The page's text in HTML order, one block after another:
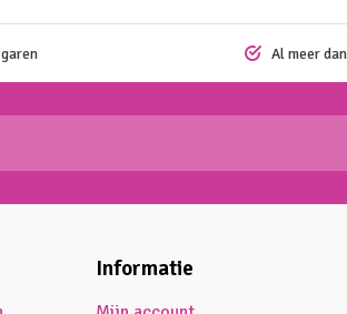
Al meer
Informatie